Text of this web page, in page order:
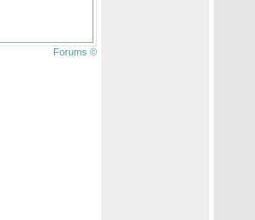
Forums ©